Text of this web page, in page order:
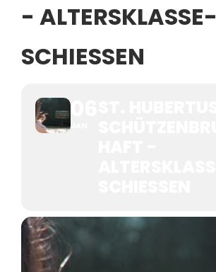
- ALTERSKLASSE-
SCHIESSEN